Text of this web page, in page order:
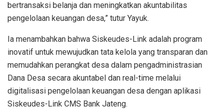
bertransaksi belanja dan meningkatkan akuntabilitas
pengelolaan keuangan desa,” tutur Yayuk.
Ia menambahkan bahwa Siskeudes-Link adalah program
inovatif untuk mewujudkan tata kelola yang transparan dan
memudahkan perangkat desa dalam pengadministrasian
Dana Desa secara akuntabel dan real-time melalui
digitalisasi pengelolaan keuangan desa dengan aplikasi
Siskeudes-Link CMS Bank Jateng.